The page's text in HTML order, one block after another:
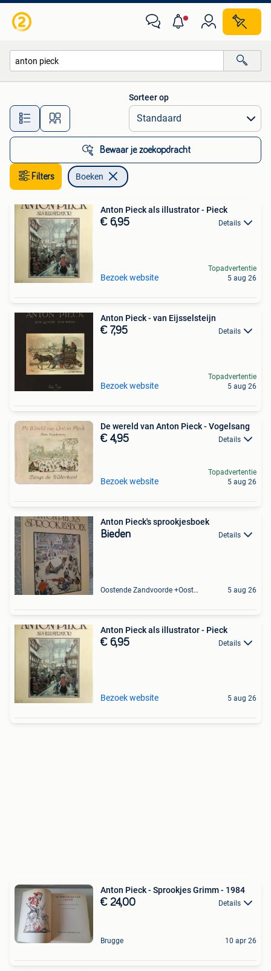
Alle afstanden…
Sorteer op
Bewaar je zoekopdracht
Filters Boeken
Anton Pieck als illustrator - Pieck
€ 6,95 Details
Bezoek website
Topadvertentie
5 aug 26
Anton Pieck - van Eijsselsteijn
€ 7,95 Details
Bezoek website
Topadvertentie
5 aug 26
De wereld van Anton Pieck - Vogelsang
€ 4,95 Details
Bezoek website
Topadvertentie
5 aug 26
Anton Pieck's sprookjesboek
Bieden Details
Oostende Zandvoorde +Oostende 5 aug 26
Anton Pieck als illustrator - Pieck
€ 6,95 Details
Bezoek website 5 aug 26
Anton Pieck - Sprookjes Grimm - 1984
€ 24,00 Details
Brugge 10 apr 26